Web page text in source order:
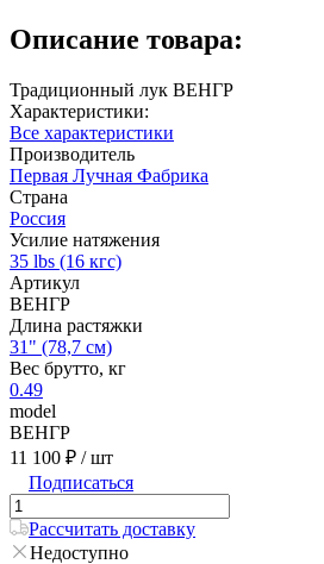
Описание товара:
Традиционный лук ВЕНГР
Характеристики:
Все характеристики
Производитель
Первая Лучная Фабрика
Страна
Россия
Усилие натяжения
35 lbs (16 кгс)
Артикул
ВЕНГР
Длина растяжки
31" (78,7 см)
Вес брутто, кг
0.49
model
ВЕНГР
11 100 ₽ / шт
Подписаться
Рассчитать доставку
Недоступно